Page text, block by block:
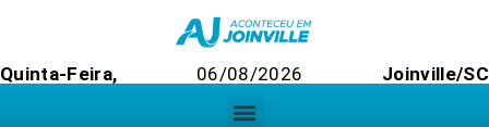
Quinta-Feira, 06/08/2026 Joinville/SC